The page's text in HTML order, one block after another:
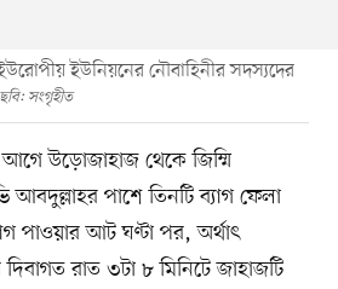
ইউনিয়নের নৌবাহিনীর সদস্যদের
ছবি: সংগৃহীত
আগে উড়োজাহাজ থেকে জিম্মি
আবদুল্লাহর পাশে তিনটি ব্যাগ ফেলা
পাওয়ার আট ঘণ্টা পর, অর্থাৎ
রাত ৩টা ৮ মিনিটে জাহাজটি